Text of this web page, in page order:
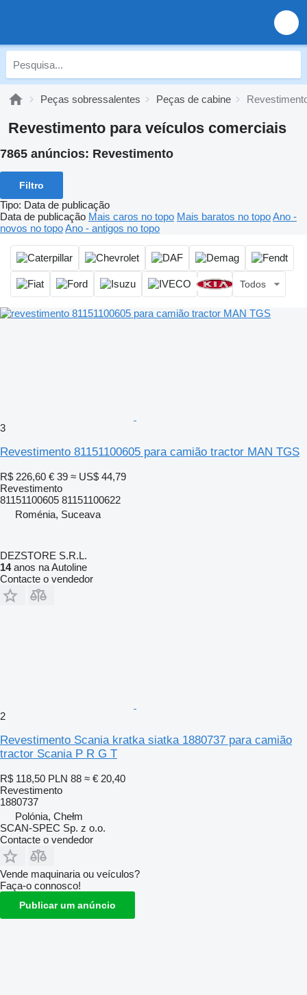
Peças sobressalentes Peças de cabine
Revestimento para veículos comerciais
7865 anúncios: Revestimento
Filtro
Tipo: Data de publicação
Data de publicação Mais caros no topo Mais baratos no topoAno -
novos no topoAno - antigos no topo
Todos
3
Revestimento 81151100605 para camião tractor MAN TGS
R$ 226,60 € 39 ≈ US$ 44,79
Revestimento
81151100605 81151100622
Roménia, Suceava
DEZSTORE S.R.L.
14anos na Autoline
Contacte o vendedor
2
Revestimento Scania kratka siatka 1880737 para camião
tractor Scania P R G T
R$ 118,50 PLN 88 ≈ € 20,40
Revestimento
1880737
Polónia, Chełm
SCAN-SPEC Sp. z o.o.
Contacte o vendedor
Vende maquinaria ou veículos?
Faça-o connosco!
Publicar um anúncio